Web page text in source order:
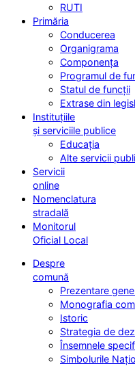
RUTI
Primăria
Conducerea
Organigrama
Componența
Programul de
Statul de funcții
Extrase din
Instituțiile
și serviciile publice
Educația
Alte servicii
Servicii
online
Nomenclatura
stradală
Monitorul
Oficial Local
Despre
comună
Prezentare
Monografia
Istoric
Strategia de
Însemnele
Simbolurile